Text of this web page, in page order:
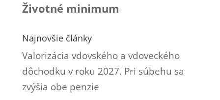
Životné minimum
Najnovšie články
Valorizácia vdovského a vdoveckého
dôchodku v roku 2027. Pri súbehu sa
zvýšia obe penzie